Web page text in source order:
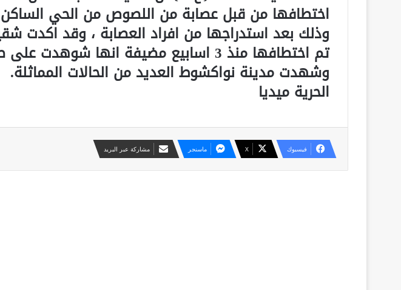
اختطافها من قبل عصابة من اللصوص من الحي
وذلك بعد استدراجها من افراد العصابة ، وقد اكدت
تم اختطافها منذ 3 اسابيع مضيفة انها
وشهدت مدينة نواكشوط العديد من الحالات المماثلة.
الحرية ميديا
فيسبوك X ماسنجر مشاركة عبر البريد